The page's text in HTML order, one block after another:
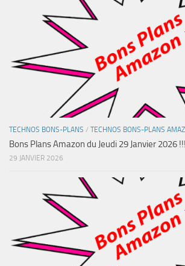
TECHNOS BONS-PLANS / TECHNOS BONS-PLANS
Bons Plans Amazon du Jeudi 29 Janvier 2026 !!!
29 JANVIER 2026